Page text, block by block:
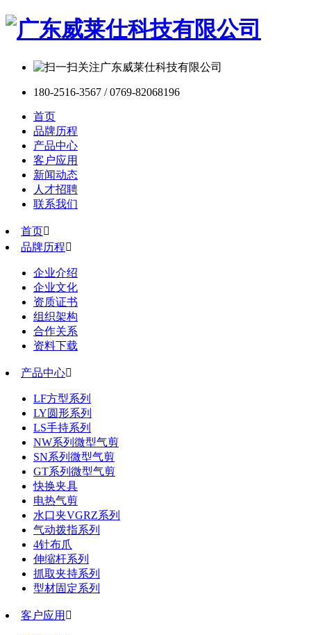
180-2516-3567 / 0769-82068196
首页
品牌历程
产品中心
客户应用
新闻动态
人才招聘
联系我们
首页
品牌历程
企业介绍
企业文化
资质证书
组织架构
合作关系
资料下载
产品中心
LF方型系列
LY圆形系列
LS手持系列
NW系列微型气剪
SN系列微型气剪
GT系列微型气剪
快换夹具
电热气剪
水口夹VGRZ系列
气动拨指系列
4针布爪
伸缩杆系列
抓取夹持系列
型材固定系列
客户应用 